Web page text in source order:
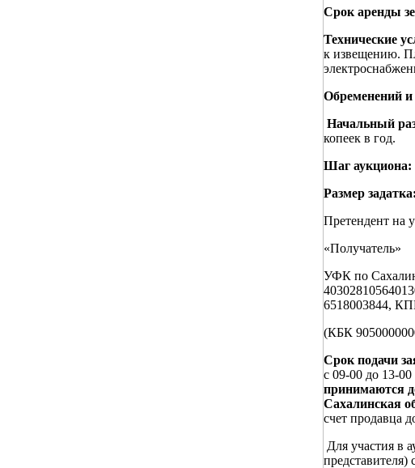
Срок аренды
Технические
к извещению.
Обременений и
Начальный
копеек в год.
Шаг аукциона:
Размер задатка:
Претендент на
«Получатель»
УФК по
6518003844,
(КБК
Срок подачи
с 09-00 до 13-
принимаются
Сахалинская
счет продавца
Для участия в